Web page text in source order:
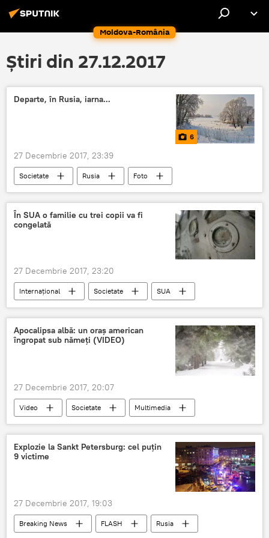
Moldova-România
Știri din 27.12.2017
Departe, în Rusia, iarna...
6
27 Decembrie 2017, 23:39
Societate Rusia
Foto
Multimedia
iarna
În SUA o familie cu trei copii va fi
congelată
27 Decembrie 2017, 23:20
Internaţional Societate SUA
Apocalipsa albă: un oraș american
îngropat sub nămeți (VIDEO)
27 Decembrie 2017, 20:07
Video Societate
Multimedia
SUA
Pennsylvania
viscol
oraș
Explozie la Sankt Petersburg: cel puțin
9 victime
27 Decembrie 2017, 19:03
Breaking News FLASH Rusia